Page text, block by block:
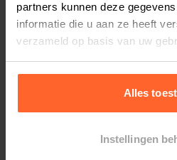
partners kunnen deze
informatie die u aan ze heeft
verzameld op basis van uw
Alles
Instellingen
Elke
8 weken
Elke
10